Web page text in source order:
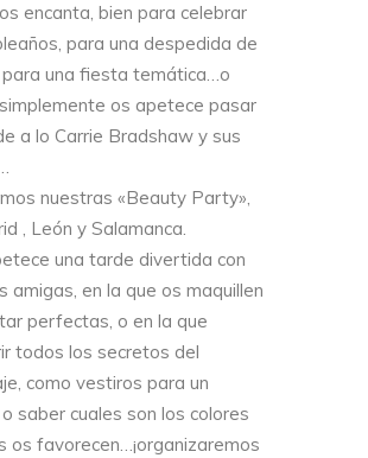
encanta, bien para celebrar
para una despedida de
una fiesta temática…o
os apetece pasar
a lo Carrie Bradshaw y sus
nuestras «Beauty Party»,
, León y Salamanca.
una tarde divertida con
amigas, en la que os maquillen
perfectas, o en la que
todos los secretos del
como vestiros para un
saber cuales son los colores
os favorecen…¡organizaremos